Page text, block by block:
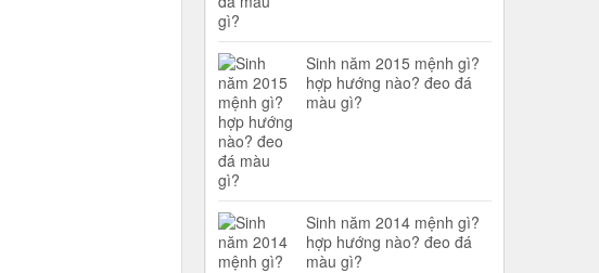
Sinh năm 2015 mệnh gì?
hợp hướng nào? đeo đá
màu gì?
Sinh năm 2014 mệnh gì?
hợp hướng nào? đeo đá
màu gì?